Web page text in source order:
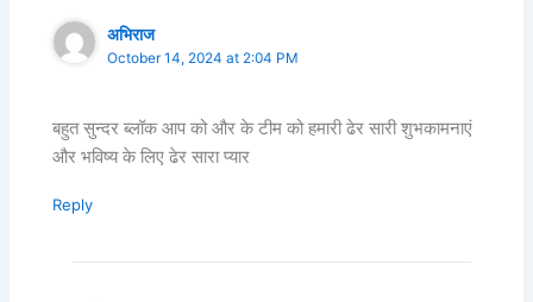
अभिराज
October 14, 2024 at 2:04 PM
बहुत सुन्दर ब्लॉक आप को और के टीम को हमारी ढेर सारी शुभकामनाएं
और भविष्य के लिए ढेर सारा प्यार
Reply